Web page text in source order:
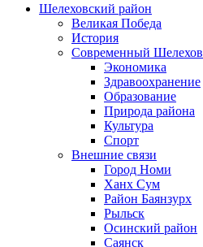
Шелеховский район
Великая Победа
История
Современный
Экономика
Здравоохранение
Образование
Природа района
Культура
Спорт
Внешние связи
Город Номи
Ханх Сум
Район Баянзурх
Рыльск
Осинский район
Саянск